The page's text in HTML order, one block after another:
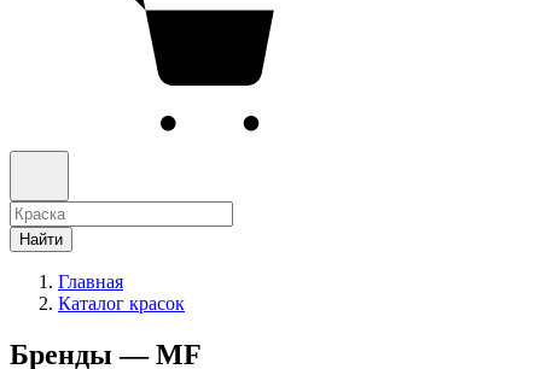
Найти
Главная
Каталог красок
Бренды — MF